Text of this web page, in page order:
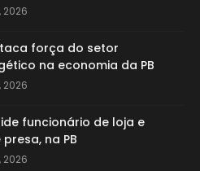
2026
força do setor
na economia da PB
2026
funcionário de loja e
na PB
2026